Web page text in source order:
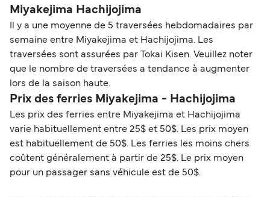
Miyakejima Hachijojima
Il y a une moyenne de 5 traversées hebdomadaires par
semaine entre Miyakejima et Hachijojima. Les
traversées sont assurées par Tokai Kisen. Veuillez noter
que le nombre de traversées a tendance à augmenter
lors de la saison haute.
Prix des ferries Miyakejima - Hachijojima
Les prix des ferries entre Miyakejima et Hachijojima
varie habituellement entre 25$ et 50$. Les prix moyen
est habituellement de 50$. Les ferries les moins chers
coûtent généralement à partir de 25$. Le prix moyen
pour un passager sans véhicule est de 50$.